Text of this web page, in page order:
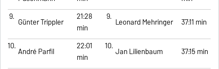
9. Günter Trippler
21:28
min
9. Leonard Mehringer 37:11 min
10. André Parfil
22:01
min
10. Jan Lilienbaum 37:15 min